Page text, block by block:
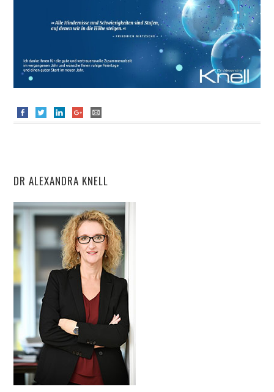
DR ALEXANDRA KNELL